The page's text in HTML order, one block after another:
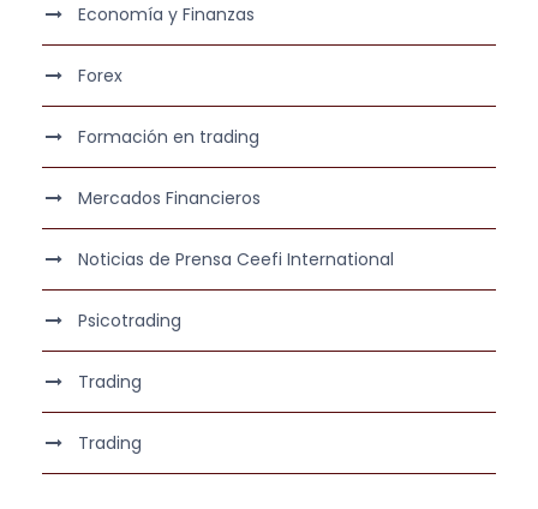
Economía y Finanzas
Forex
Formación en trading
Mercados Financieros
Noticias de Prensa Ceefi International
Psicotrading
Trading
Trading